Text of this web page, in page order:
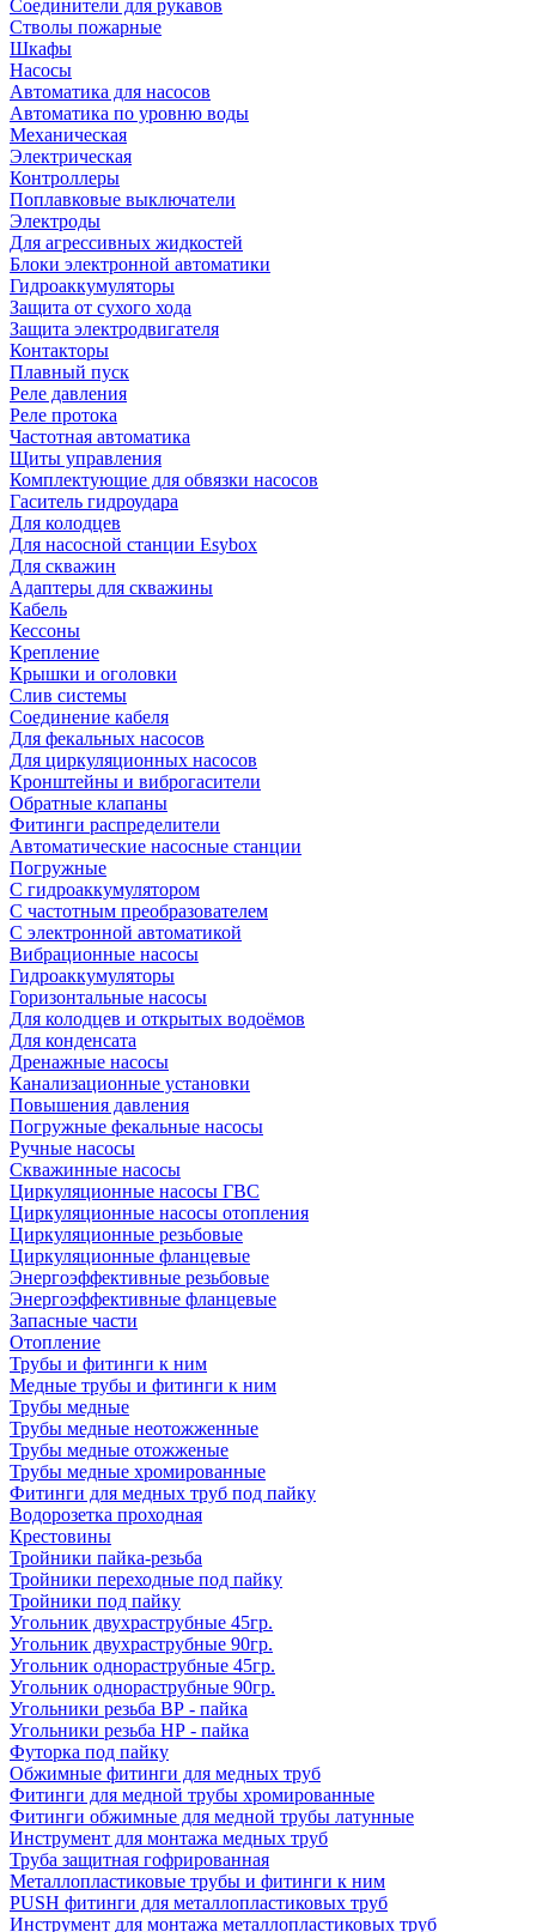
Соединители для рукавов
Стволы пожарные
Шкафы
Насосы
Автоматика для насосов
Автоматика по уровню воды
Механическая
Электрическая
Контроллеры
Поплавковые выключатели
Электроды
Для агрессивных жидкостей
Блоки электронной автоматики
Гидроаккумуляторы
Защита от сухого хода
Защита электродвигателя
Контакторы
Плавный пуск
Реле давления
Реле протока
Частотная автоматика
Щиты управления
Комплектующие для обвязки насосов
Гаситель гидроудара
Для колодцев
Для насосной станции Esybox
Для скважин
Адаптеры для скважины
Кабель
Кессоны
Крепление
Крышки и оголовки
Слив системы
Соединение кабеля
Для фекальных насосов
Для циркуляционных насосов
Кронштейны и виброгасители
Обратные клапаны
Фитинги распределители
Автоматические насосные станции
Погружные
С гидроаккумулятором
С частотным преобразователем
С электронной автоматикой
Вибрационные насосы
Гидроаккумуляторы
Горизонтальные насосы
Для колодцев и открытых водоёмов
Для конденсата
Дренажные насосы
Канализационные установки
Повышения давления
Погружные фекальные насосы
Ручные насосы
Скважинные насосы
Циркуляционные насосы ГВС
Циркуляционные насосы отопления
Циркуляционные резьбовые
Циркуляционные фланцевые
Энергоэффективные резьбовые
Энергоэффективные фланцевые
Запасные части
Отопление
Трубы и фитинги к ним
Медные трубы и фитинги к ним
Трубы медные
Трубы медные неотожженные
Трубы медные отожженые
Трубы медные хромированные
Фитинги для медных труб под пайку
Водорозетка проходная
Крестовины
Тройники пайка-резьба
Тройники переходные под пайку
Тройники под пайку
Угольник двухраструбные 45гр.
Угольник двухраструбные 90гр.
Угольник однораструбные 45гр.
Угольник однораструбные 90гр.
Угольники резьба ВР - пайка
Угольники резьба НР - пайка
Футорка под пайку
Обжимные фитинги для медных труб
Фитинги для медной трубы хромированные
Фитинги обжимные для медной трубы латунные
Инструмент для монтажа медных труб
Труба защитная гофрированная
Металлопластиковые трубы и фитинги к ним
PUSH фитинги для металлопластиковых труб
Инструмент для монтажа металлопластиковых труб